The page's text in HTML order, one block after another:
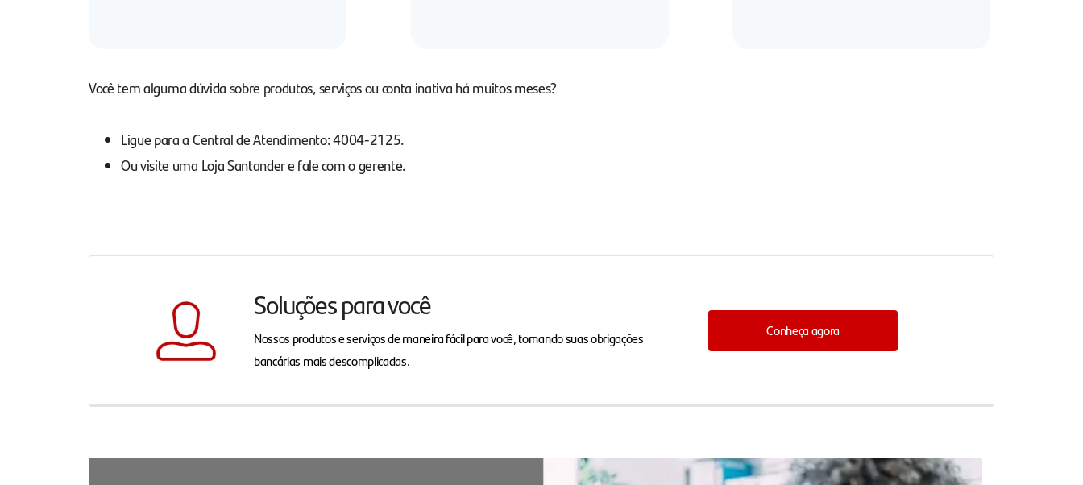
Você tem alguma dúvida sobre produtos, serviços ou conta inativa há muitos meses?
Ligue para a Central de Atendimento: 4004-2125.
Ou visite uma Loja Santander e fale com o gerente.
Soluções para você
Nossos produtos e serviços de maneira fácil para você, tornando suas obrigações
bancárias mais descomplicadas.
Conheça agora